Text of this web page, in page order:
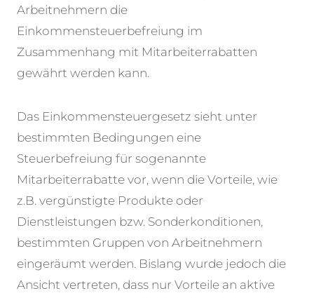
Arbeitnehmern die
Einkommensteuerbefreiung im
Zusammenhang mit Mitarbeiterrabatten
gewährt werden kann.
Das Einkommensteuergesetz sieht unter
bestimmten Bedingungen eine
Steuerbefreiung für sogenannte
Mitarbeiterrabatte vor, wenn die Vorteile, wie
z.B. vergünstigte Produkte oder
Dienstleistungen bzw. Sonderkonditionen,
bestimmten Gruppen von Arbeitnehmern
eingeräumt werden. Bislang wurde jedoch die
Ansicht vertreten, dass nur Vorteile an aktive